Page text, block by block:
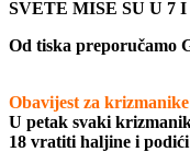
SVETE MISE SU U 7 I
Od tiska preporučamo
Obavijest za
U petak svaki
18 vratiti haljine i